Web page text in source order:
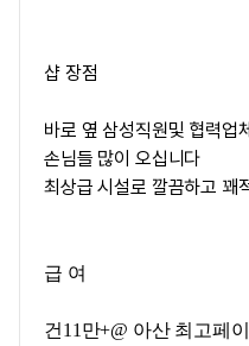
샵 장점
바로 옆 삼성직원및 협력업
손님들 많이 오십니다
최상급 시설로 깔끔하고 꽤
급 여
건11만+@ 아산 최고페